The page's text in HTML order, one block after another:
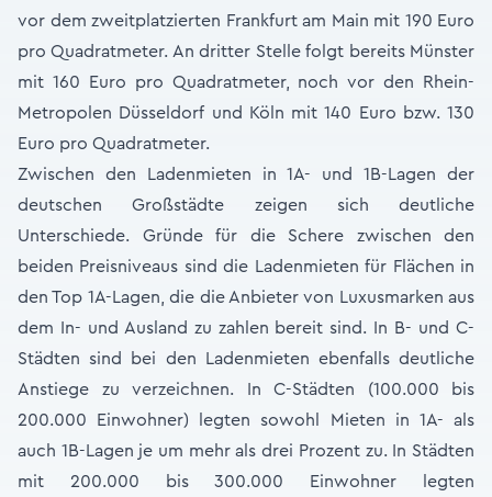
vor dem zweitplatzierten Frankfurt am Main mit 190 Euro
pro Quadratmeter. An dritter Stelle folgt bereits Münster
mit 160 Euro pro Quadratmeter, noch vor den Rhein-
Metropolen Düsseldorf und Köln mit 140 Euro bzw. 130
Euro pro Quadratmeter.
Zwischen den Ladenmieten in 1A- und 1B-Lagen der
deutschen Großstädte zeigen sich deutliche
Unterschiede. Gründe für die Schere zwischen den
beiden Preisniveaus sind die Ladenmieten für Flächen in
den Top 1A-Lagen, die die Anbieter von Luxusmarken aus
dem In- und Ausland zu zahlen bereit sind. In B- und C-
Städten sind bei den Ladenmieten ebenfalls deutliche
Anstiege zu verzeichnen. In C-Städten (100.000 bis
200.000 Einwohner) legten sowohl Mieten in 1A- als
auch 1B-Lagen je um mehr als drei Prozent zu. In Städten
mit 200.000 bis 300.000 Einwohner legten